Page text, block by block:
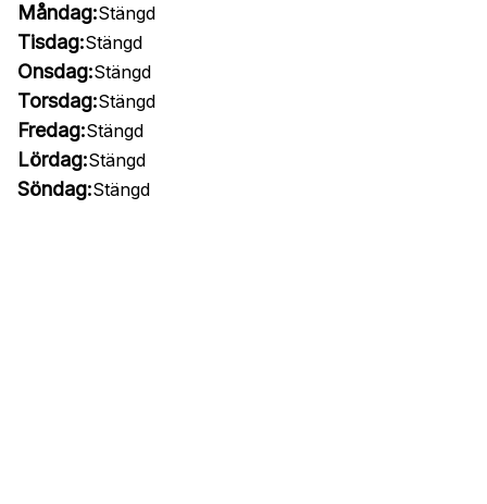
Måndag:Stängd
Tisdag:Stängd
Onsdag:Stängd
Torsdag:Stängd
Fredag:Stängd
Lördag:Stängd
Söndag:Stängd